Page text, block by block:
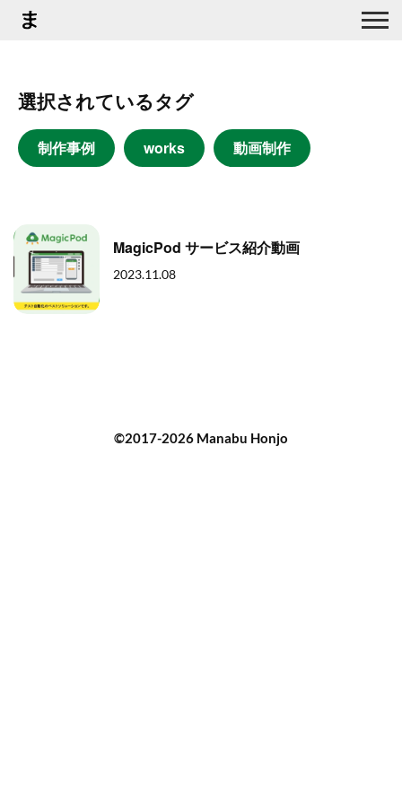
選択されているタグ
制作事例 works 動画制作
MagicPod サービス紹介動画
2023.11.08
©2017-2026 Manabu Honjo